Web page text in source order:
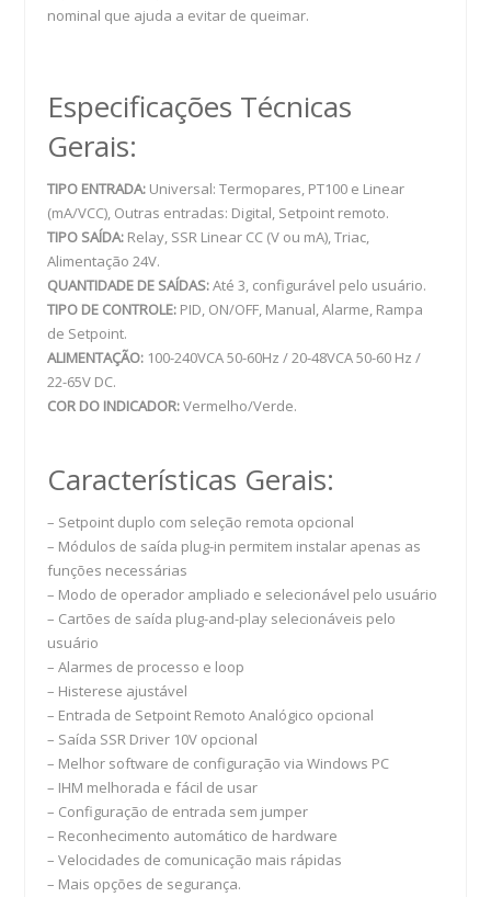
nominal que ajuda a evitar de queimar.
Especificações Técnicas
Gerais:
TIPO ENTRADA: Universal: Termopares, PT100 e Linear
(mA/VCC), Outras entradas: Digital, Setpoint remoto.
TIPO SAÍDA: Relay, SSR Linear CC (V ou mA), Triac,
Alimentação 24V.
QUANTIDADE DE SAÍDAS:Até 3, configurável pelo usuário.
TIPO DE CONTROLE: PID, ON/OFF, Manual, Alarme, Rampa
de Setpoint.
ALIMENTAÇÃO: 100-240VCA 50-60Hz / 20-48VCA 50-60 Hz /
22-65V DC.
COR DO INDICADOR:Vermelho/Verde.
Características Gerais:
– Setpoint duplo com seleção remota opcional
– Módulos de saí­da plug-in permitem instalar apenas as
funções necessárias
– Modo de operador ampliado e selecionável pelo usuário
– Cartões de saída plug-and-play selecionáveis pelo
usuário
– Alarmes de processo e loop
– Histerese ajustável
– Entrada de Setpoint Remoto Analógico opcional
– Saída SSR Driver 10V opcional
– Melhor software de configuração via Windows PC
– IHM melhorada e fácil de usar
– Configuração de entrada sem jumper
– Reconhecimento automático de hardware
– Velocidades de comunicação mais rápidas
– Mais opções de segurança.